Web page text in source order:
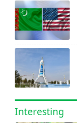
Interesting